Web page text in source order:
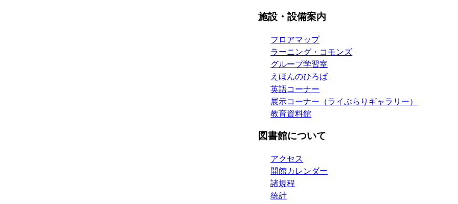
施設・設備案内
フロアマップ
ラーニング・コモンズ
グループ学習室
えほんのひろば
英語コーナー
展示コーナー（ライぶらりギャラリー）
教育資料館
図書館について
アクセス
開館カレンダー
諸規程
統計